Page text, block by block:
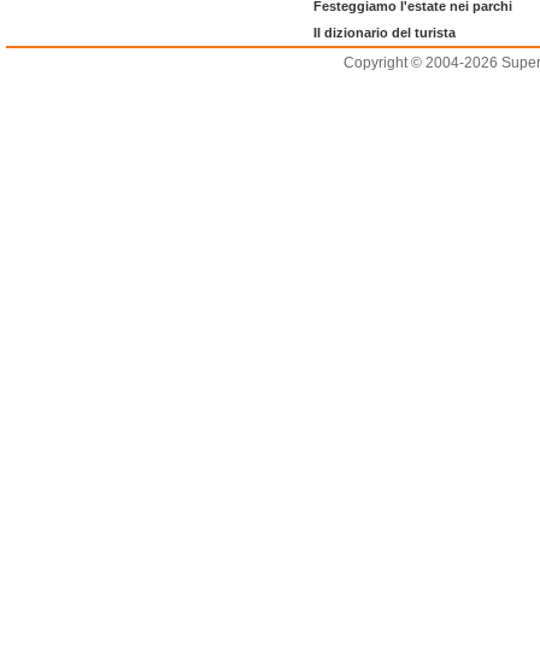
Festeggiamo l'estate nei parchi
Il dizionario del turista
Copyright © 2004-2026